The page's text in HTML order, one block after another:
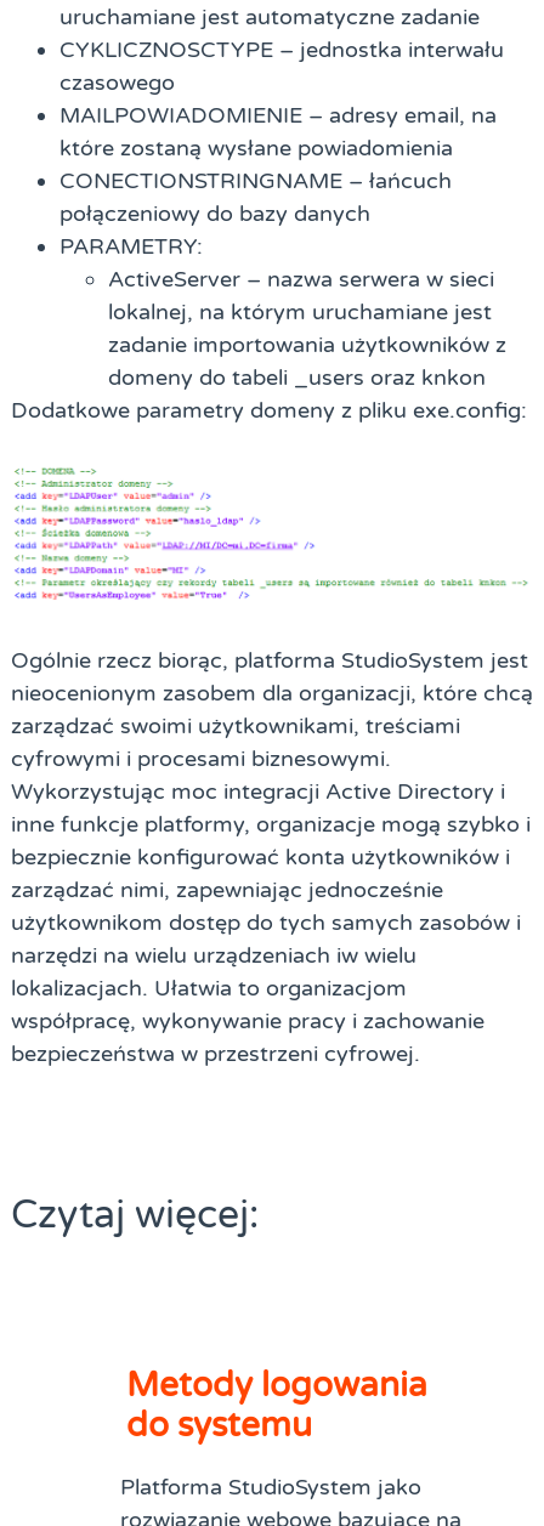
uruchamiane jest automatyczne zadanie
CYKLICZNOSCTYPE – jednostka interwału
czasowego
MAILPOWIADOMIENIE – adresy email, na
które zostaną wysłane powiadomienia
CONECTIONSTRINGNAME – łańcuch
połączeniowy do bazy danych
PARAMETRY:
ActiveServer – nazwa serwera w sieci
lokalnej, na którym uruchamiane jest
zadanie importowania użytkowników z
domeny do tabeli
_users oraz knkon
Dodatkowe parametry domeny z pliku exe.config:
Ogólnie rzecz biorąc, platforma StudioSystem jest
nieocenionym zasobem dla organizacji, które chcą
zarządzać swoimi użytkownikami, treściami
cyfrowymi i procesami biznesowymi.
Wykorzystując moc integracji Active Directory i
inne funkcje platformy, organizacje mogą szybko i
bezpiecznie konfigurować konta użytkowników i
zarządzać nimi, zapewniając jednocześnie
użytkownikom dostęp do tych samych zasobów i
narzędzi na wielu urządzeniach iw wielu
lokalizacjach. Ułatwia to organizacjom
współpracę, wykonywanie pracy i zachowanie
bezpieczeństwa w przestrzeni cyfrowej.
Czytaj więcej:
Metody logowania
do systemu
Platforma StudioSystem jako
rozwiązanie webowe bazujące na